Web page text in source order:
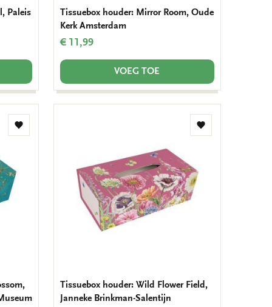
Paleis
Tissuebox houder: Mirror Room, Oude
Kerk Amsterdam
€ 11,99
VOEG TOE
Toevoegen
Toevoegen
Tissuebox houder: Wild Flower Field,
Janneke Brinkman-Salentijn